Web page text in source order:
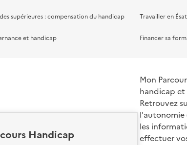
Handicap
supérieures : compensation du handicap
et handicap
Travailler en Ésat
Financer sa
Mon
handicap et
Retrouvez
l'autonomie
les
effectuer